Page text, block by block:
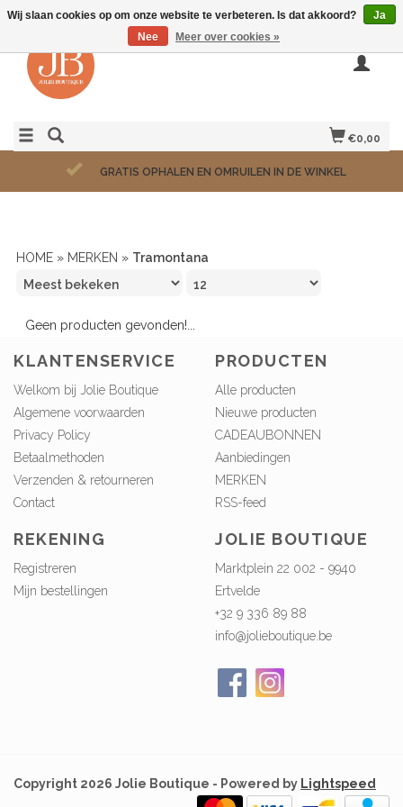
€0,00
GRATIS OPHALEN EN OMRUILEN IN DE WINKEL
HOME » MERKEN » Tramontana
Geen producten gevonden!...
KLANTENSERVICE
Welkom bij Jolie Boutique
Algemene voorwaarden
Privacy Policy
Betaalmethoden
Verzenden & retourneren
Contact
PRODUCTEN
Alle producten
Nieuwe producten
CADEAUBONNEN
Aanbiedingen
MERKEN
RSS-feed
REKENING
Registreren
Mijn bestellingen
JOLIE BOUTIQUE
Marktplein 22 002 - 9940
Ertvelde
+32 9 336 89 88
info@jolieboutique.be
Copyright 2026 Jolie Boutique - Powered by Lightspeed
Wij slaan cookies op om onze website te verbeteren. Is dat akkoord?
Ja
Nee
Meer over cookies »